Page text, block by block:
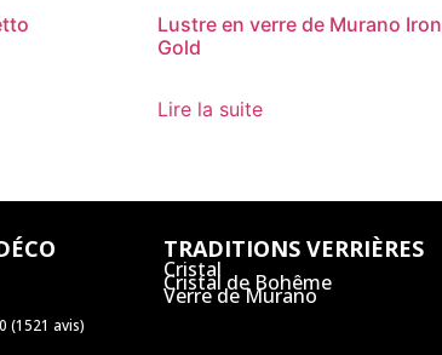
Lustre en verre de Murano Iron
Gold
Lire la suite
TRADITIONS VERRIÈRES
Cristal
Cristal de Bohême
Verre de Murano